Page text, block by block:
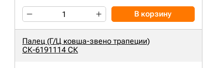
В корзину
Палец (Г/Ц ковша-звено трапеции)
СК-6191114 СК